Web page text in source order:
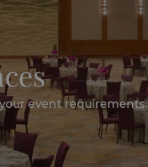
event requirements.